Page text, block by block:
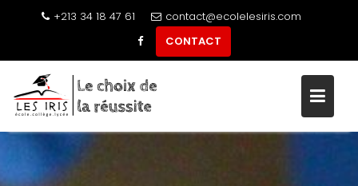
content
+213 34 18 47 61
contact@ecolelesiris.com
CONTACT